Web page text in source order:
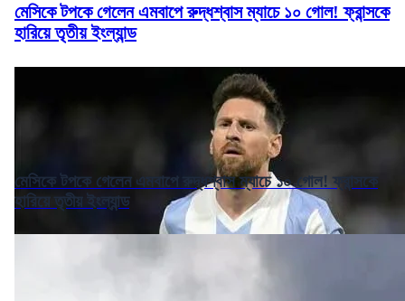
মেসিকে টপকে গেলেন এমবাপে রুদ্ধশ্বাস ম্যাচে ১০ গোল! ফ্রান্সকে
হারিয়ে তৃতীয় ইংল্যান্ড
মেসিকে টপকে গেলেন এমবাপে রুদ্ধশ্বাস ম্যাচে ১০ গোল! ফ্রান্সকে
হারিয়ে তৃতীয় ইংল্যান্ড